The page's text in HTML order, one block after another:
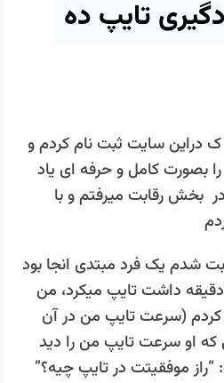
تایپ ده
سایت ثبت نام کردم و
بصورت کامل و حرفه ای یاد
بخش رقابت میرفتم و با
شدم یک فرد مبتدی انجا بود
کلمه در دقیقه داشت تایپ میکرد، من
(سرعت تایپ من در آن
که او سرعت تایپ من را دید
موفقیتت در تایپ چیه؟”